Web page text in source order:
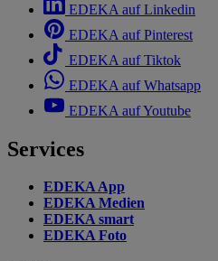
EDEKA auf Linkedin
EDEKA auf Pinterest
EDEKA auf Tiktok
EDEKA auf Whatsapp
EDEKA auf Youtube
Services
EDEKA App
EDEKA Medien
EDEKA smart
EDEKA Foto